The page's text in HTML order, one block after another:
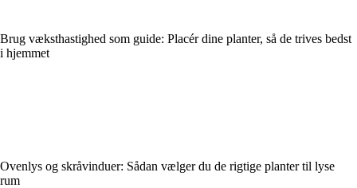
Brug væksthastighed som guide: Placér dine planter, så de trives bedst
i hjemmet
Ovenlys og skråvinduer: Sådan vælger du de rigtige planter til lyse
rum